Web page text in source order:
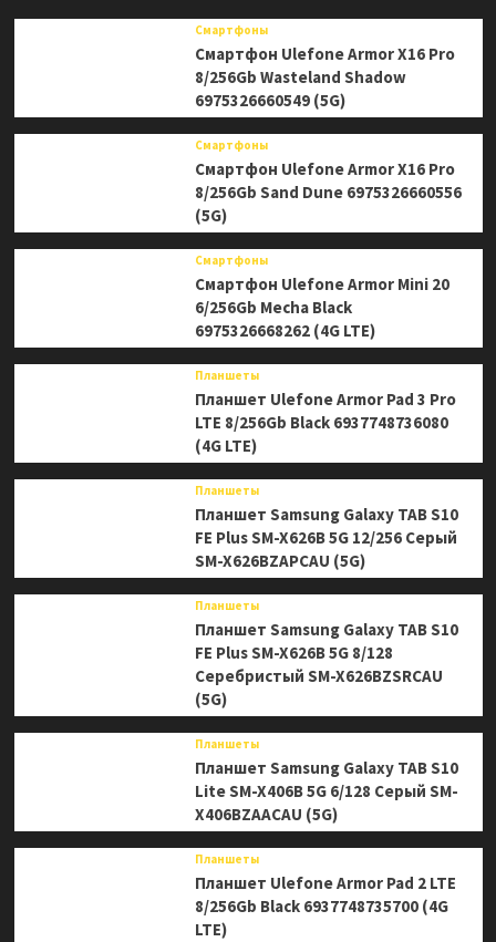
Смартфоны
Смартфон Ulefone Armor X16 Pro
8/256Gb Wasteland Shadow
6975326660549 (5G)
Смартфоны
Смартфон Ulefone Armor X16 Pro
8/256Gb Sand Dune 6975326660556
(5G)
Смартфоны
Смартфон Ulefone Armor Mini 20
6/256Gb Mecha Black
6975326668262 (4G LTE)
Планшеты
Планшет Ulefone Armor Pad 3 Pro
LTE 8/256Gb Black 6937748736080
(4G LTE)
Планшеты
Планшет Samsung Galaxy TAB S10
FE Plus SM-X626B 5G 12/256 Серый
SM-X626BZAPCAU (5G)
Планшеты
Планшет Samsung Galaxy TAB S10
FE Plus SM-X626B 5G 8/128
Серебристый SM-X626BZSRCAU
(5G)
Планшеты
Планшет Samsung Galaxy TAB S10
Lite SM-X406B 5G 6/128 Серый SM-
X406BZAACAU (5G)
Планшеты
Планшет Ulefone Armor Pad 2 LTE
8/256Gb Black 6937748735700 (4G
LTE)